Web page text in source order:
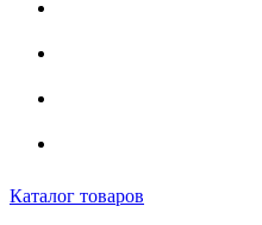
Каталог товаров